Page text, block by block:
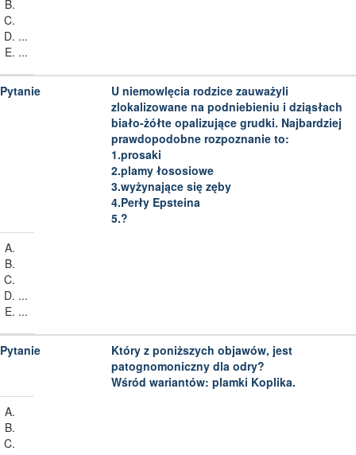
...
...
U niemowlęcia rodzice zauważyli
zlokalizowane na podniebieniu i dziąsłach
biało-żółte opalizujące grudki. Najbardziej
prawdopodobne rozpoznanie to:
1.prosaki
2.plamy łososiowe
3.wyżynające się zęby
4.Perły Epsteina
5.?
...
...
Który z poniższych objawów, jest
patognomoniczny dla odry?
Wśród wariantów: plamki Koplika.